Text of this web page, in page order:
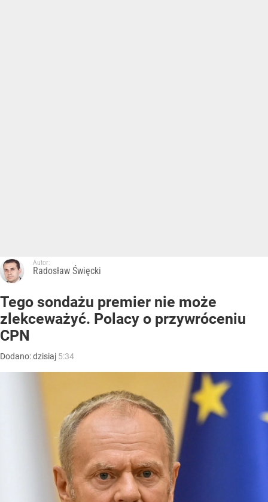
Autor:
Radosław Święcki
Tego sondażu premier nie może
zlekceważyć. Polacy o przywróceniu
CPN
Dodano:dzisiaj 5:34